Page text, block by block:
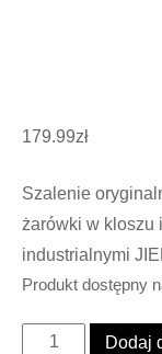
179.99zł
Szalenie
żarówki w kloszu
industrialnymi
Produkt dostępny
ilość
Dodaj